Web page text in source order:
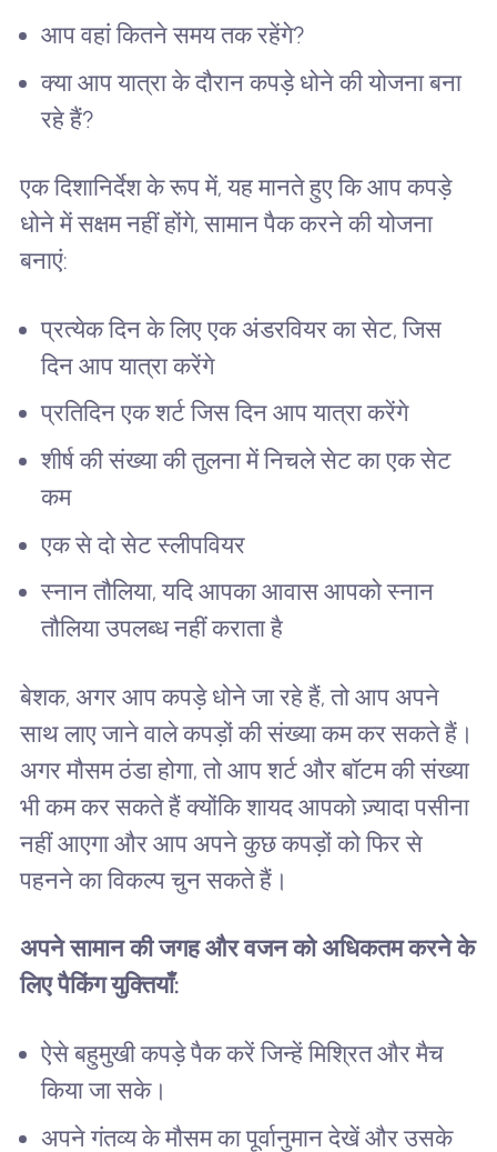
आप वहां कितने समय तक रहेंगे?
क्या आप यात्रा के दौरान कपड़े धोने की योजना बना
रहे हैं?
एक दिशानिर्देश के रूप में, यह मानते हुए कि आप कपड़े
धोने में सक्षम नहीं होंगे, सामान पैक करने की योजना
बनाएं:
प्रत्येक दिन के लिए एक अंडरवियर का सेट, जिस
दिन आप यात्रा करेंगे
प्रतिदिन एक शर्ट जिस दिन आप यात्रा करेंगे
शीर्ष की संख्या की तुलना में निचले सेट का एक सेट
कम
एक से दो सेट स्लीपवियर
स्नान तौलिया, यदि आपका आवास आपको स्नान
तौलिया उपलब्ध नहीं कराता है
बेशक, अगर आप कपड़े धोने जा रहे हैं, तो आप अपने
साथ लाए जाने वाले कपड़ों की संख्या कम कर सकते हैं।
अगर मौसम ठंडा होगा, तो आप शर्ट और बॉटम की संख्या
भी कम कर सकते हैं क्योंकि शायद आपको ज़्यादा पसीना
नहीं आएगा और आप अपने कुछ कपड़ों को फिर से
पहनने का विकल्प चुन सकते हैं।
अपने सामान की जगह और वजन को अधिकतम करने के
लिए पैकिंग युक्तियाँ:
ऐसे बहुमुखी कपड़े पैक करें जिन्हें मिश्रित और मैच
किया जा सके।
अपने गंतव्य के मौसम का पूर्वानुमान देखें और उसके